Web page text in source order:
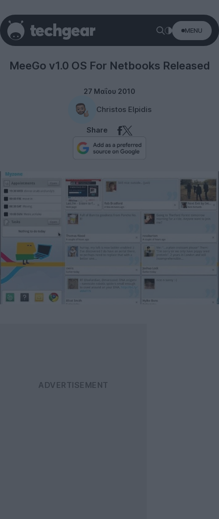
MENU
MeeGo v1.0 OS For Netbooks Released
27 Μαΐου 2010
Christos Elpidis
Share